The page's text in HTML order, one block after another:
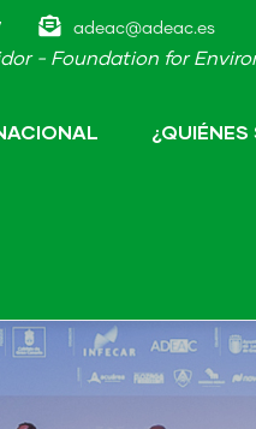
adeac@adeac.es
- Foundation for